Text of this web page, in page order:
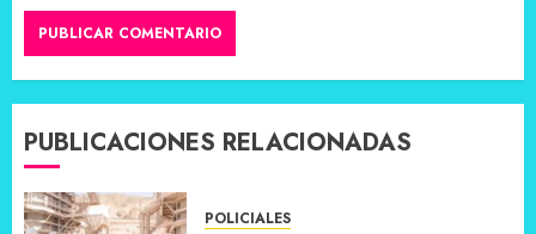
PUBLICACIONES RELACIONADAS
POLICIALES